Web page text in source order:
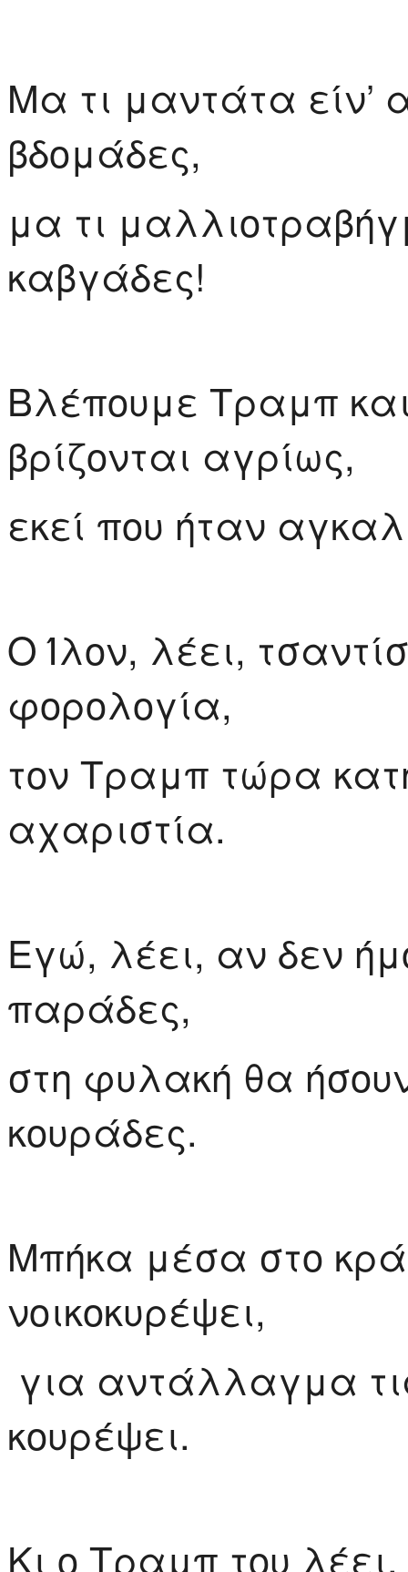
Μα τι μαντάτα είν’
βδομάδες,
μα τι
καβγάδες!
Βλέπουμε Τραμπ
βρίζονται αγρίως,
εκεί που ήταν
Ο Ίλον, λέει,
φορολογία,
τον Τραμπ τώρα
αχαριστία.
Εγώ, λέει, αν δεν
παράδες,
στη φυλακή θα
κουράδες.
Μπήκα μέσα στο
νοικοκυρέψει,
για αντάλλαγμα
κουρέψει.
Κι ο Τραμπ του